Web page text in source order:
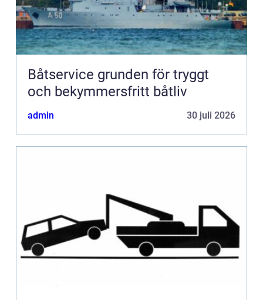
Båtservice grunden för tryggt
och bekymmersfritt båtliv
admin 30 juli 2026